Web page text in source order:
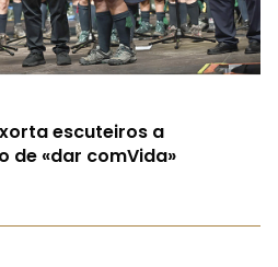
escuteiros a
de «dar comVida»